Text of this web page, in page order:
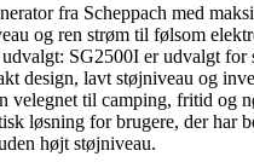
fra Scheppach med
og ren strøm til følsom
SG2500I er udvalgt for
design, lavt støjniveau og
velegnet til camping, fritid og
løsning for brugere, der har
højt støjniveau.